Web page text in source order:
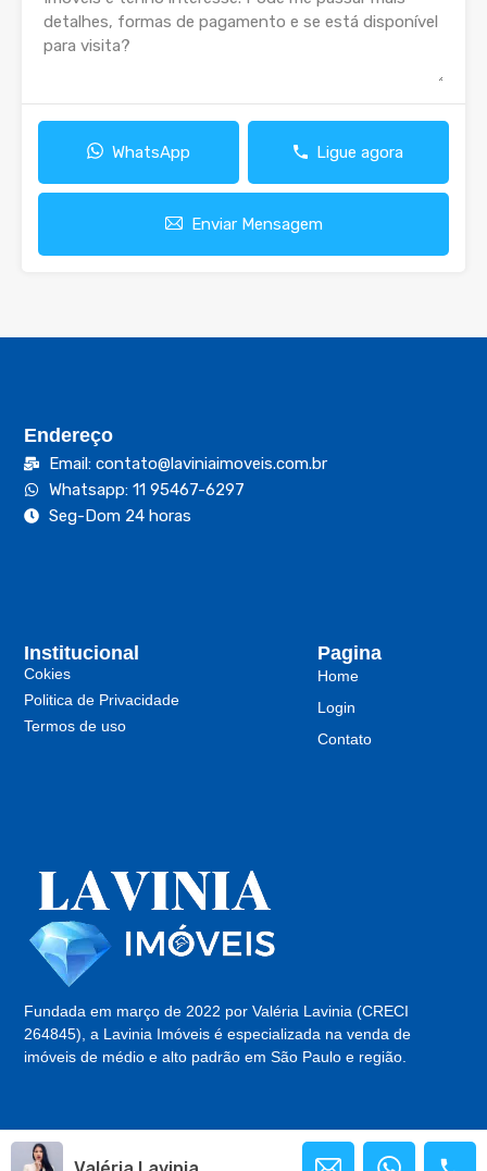
WhatsApp Ligue agora
Enviar Mensagem
Fundada em março de 2022 por Valéria Lavinia (CRECI
264845), a Lavinia Imóveis é especializada na venda de
imóveis de médio e alto padrão em São Paulo e região.
Pagina
Home
Login
Contato
Institucional
Cokies
Politica de Privacidade
Termos de uso
Endereço
Email: contato@laviniaimoveis.com.br
Whatsapp: 11 95467-6297
Seg-Dom 24 horas